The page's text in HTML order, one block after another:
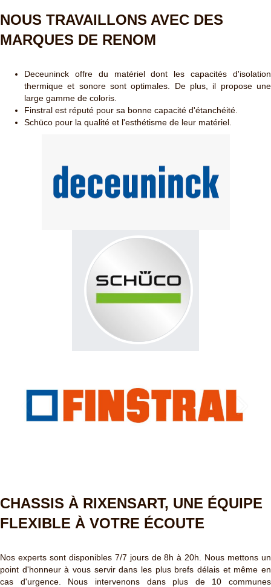
NOUS TRAVAILLONS AVEC DES
MARQUES DE RENOM
Deceuninck offre du matériel dont les capacités d'isolation
thermique et sonore sont optimales. De plus, il propose une
large gamme de coloris.
Finstral est réputé pour sa bonne capacité d'étanchéité.
Schüco pour la qualité et l'esthétisme de leur matériel.
CHASSIS À RIXENSART, UNE ÉQUIPE
FLEXIBLE À VOTRE ÉCOUTE
Nos experts sont disponibles 7/7 jours de 8h à 20h. Nous mettons un
point d'honneur à vous servir dans les plus brefs délais et même en
cas d'urgence. Nous intervenons dans plus de 10 communes